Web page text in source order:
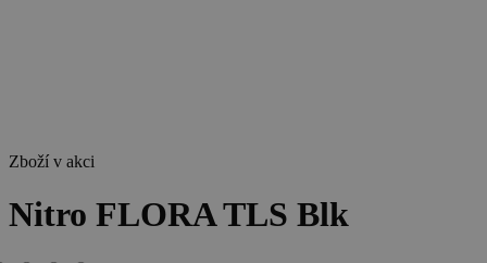
Zboží v akci
Nitro FLORA TLS Blk